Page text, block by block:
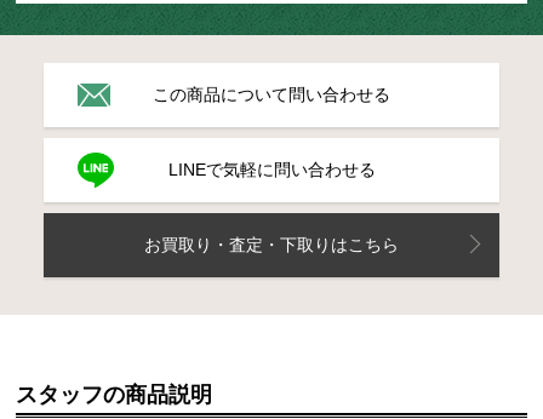
この商品について問い合わせる
LINEで気軽に問い合わせる
お買取り・査定・下取りはこちら
スタッフの商品説明